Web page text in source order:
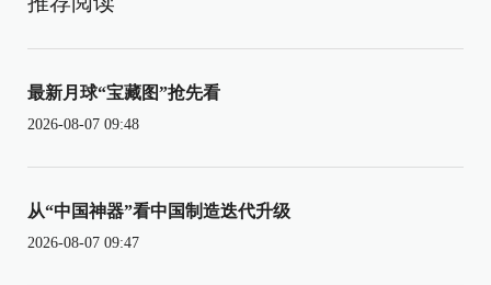
最新月球“宝藏图”抢先看
2026-08-07 09:48
从“中国神器”看中国制造迭代升级
2026-08-07 09:47